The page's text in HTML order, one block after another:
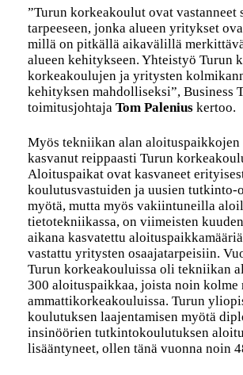
”Turun korkeakoulut ovat vastanneet
tarpeeseen, jonka alueen yritykset
millä on pitkällä aikavälillä
alueen kehitykseen. Yhteistyö Turun
korkeakoulujen ja yritysten
kehityksen mahdolliseksi”, Business
toimitusjohtaja Tom Paleniuskertoo.
Myös tekniikan alan aloituspaikkojen
kasvanut reippaasti Turun
Aloituspaikat ovat kasvaneet
koulutusvastuiden ja uusien tutkinto-
myötä, mutta myös vakiintuneilla
tietotekniikassa, on viimeisten
aikana kasvatettu
vastattu yritysten osaajatarpeisiin.
Turun korkeakouluissa oli tekniikan
300 aloituspaikkaa, joista noin kolme
ammattikorkeakouluissa. Turun
koulutuksen laajentamisen myötä
insinöörien tutkintokoulutuksen
lisääntyneet, ollen tänä vuonna noin